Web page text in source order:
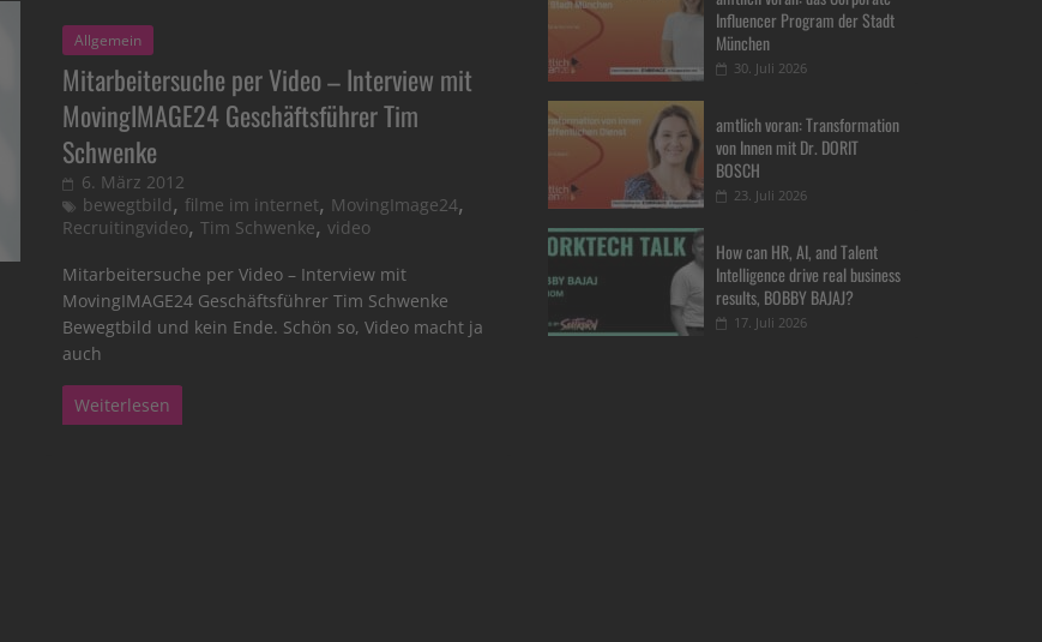
Allgemein
Mitarbeitersuche per Video – Interview mit
MovingIMAGE24 Geschäftsführer Tim
Schwenke
6. März 2012
bewegtbild, filme im internet, MovingImage24,
Recruitingvideo,Tim Schwenke,video
Mitarbeitersuche per Video – Interview mit
MovingIMAGE24 Geschäftsführer Tim Schwenke
Bewegtbild und kein Ende. Schön so, Video macht ja
auch
Weiterlesen
Influencer Program der Stadt
München
30. Juli 2026
amtlich voran: Transformation
von Innen mit Dr. DORIT
BOSCH
23. Juli 2026
How can HR, AI, and Talent
Intelligence drive real business
results, BOBBY BAJAJ?
17. Juli 2026